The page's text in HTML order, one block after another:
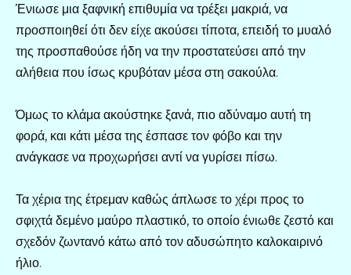
Ένιωσε μια ξαφνική επιθυμία να τρέξει μακριά, να
προσποιηθεί ότι δεν είχε ακούσει τίποτα, επειδή το μυαλό
της προσπαθούσε ήδη να την προστατεύσει από την
αλήθεια που ίσως κρυβόταν μέσα στη σακούλα.
Όμως το κλάμα ακούστηκε ξανά, πιο αδύναμο αυτή τη
φορά, και κάτι μέσα της έσπασε τον φόβο και την
ανάγκασε να προχωρήσει αντί να γυρίσει πίσω.
Τα χέρια της έτρεμαν καθώς άπλωσε το χέρι προς το
σφιχτά δεμένο μαύρο πλαστικό, το οποίο ένιωθε ζεστό και
σχεδόν ζωντανό κάτω από τον αδυσώπητο καλοκαιρινό
ήλιο.